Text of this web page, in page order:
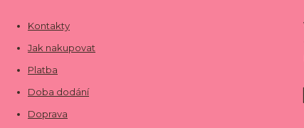
Kontakty
Jak nakupovat
Platba
Doba dodání
Doprava